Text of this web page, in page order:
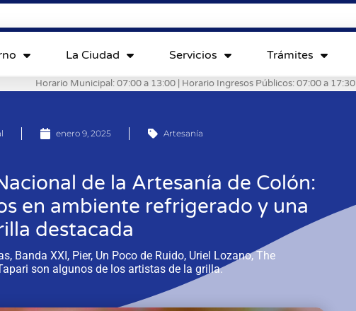
La Ciudad Servicios Trámites
Horario Municipal: 07:00 a 13:00 | Horario Ingresos Públicos: 07:00 a 17:30
enero 9, 2025 Artesanía
de la Artesanía de Colón:
en ambiente refrigerado y una
destacada
Banda XXI, Pier, Un Poco de Ruido, Uriel Lozano, The
son algunos de los artistas de la grilla.